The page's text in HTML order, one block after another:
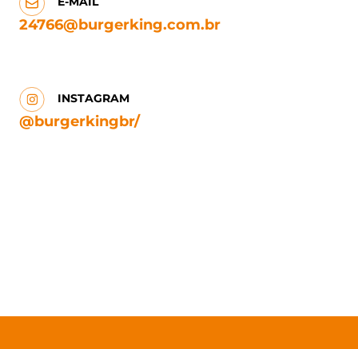
24766@burgerking.com.br
INSTAGRAM
@burgerkingbr/